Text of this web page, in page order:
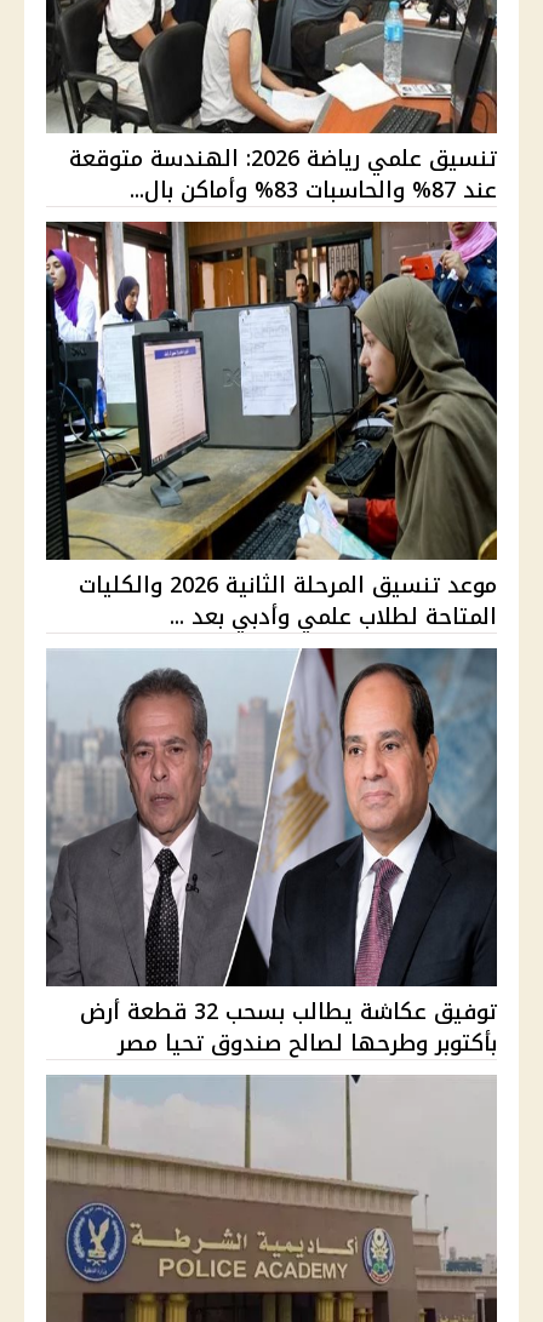
تنسيق علمي رياضة 2026: الهندسة متوقعة
عند 87% والحاسبات 83% وأماكن بال...
موعد تنسيق المرحلة الثانية 2026 والكليات
المتاحة لطلاب علمي وأدبي بعد ...
توفيق عكاشة يطالب بسحب 32 قطعة أرض
بأكتوبر وطرحها لصالح صندوق تحيا مصر